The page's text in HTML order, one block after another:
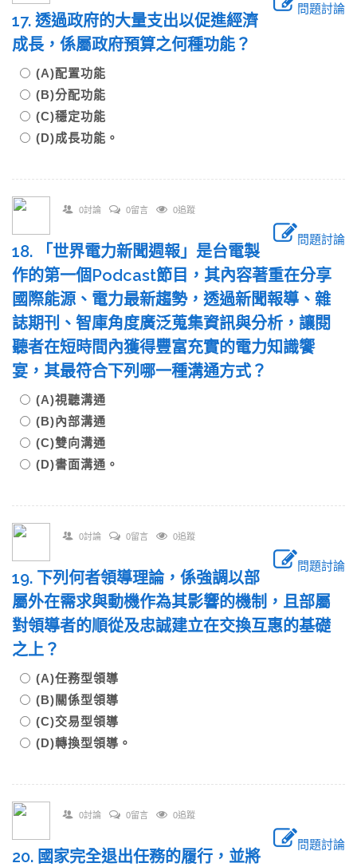
問題討論
17. 透過政府的大量支出以促進經濟
成長，係屬政府預算之何種功能？
(A)配置功能
(B)分配功能
(C)穩定功能
(D)成長功能。
0討論 0留言 0追蹤
問題討論
18. 「世界電力新聞週報」是台電製
作的第一個Podcast節目，其內容著重在分享
國際能源、電力最新趨勢，透過新聞報導、雜
誌期刊、智庫角度廣泛蒐集資訊與分析，讓閱
聽者在短時間內獲得豐富充實的電力知識饗
宴，其最符合下列哪一種溝通方式？
(A)視聽溝通
(B)內部溝通
(C)雙向溝通
(D)書面溝通。
0討論 0留言 0追蹤
問題討論
19. 下列何者領導理論，係強調以部
屬外在需求與動機作為其影響的機制，且部屬
對領導者的順從及忠誠建立在交換互惠的基礎
之上？
(A)任務型領導
(B)關係型領導
(C)交易型領導
(D)轉換型領導。
0討論 0留言 0追蹤
問題討論
20. 國家完全退出任務的履行，並將